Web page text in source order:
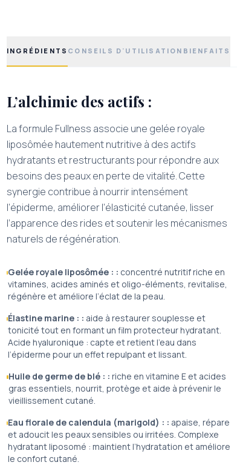
INGRÉDIENTS CONSEILS D'UTILISATION BIENFAITS
L’alchimie des actifs :
La formule Fullness associe une gelée royale
liposômée hautement nutritive à des actifs
hydratants et restructurants pour répondre aux
besoins des peaux en perte de vitalité. Cette
synergie contribue à nourrir intensément
l’épiderme, améliorer l’élasticité cutanée, lisser
l’apparence des rides et soutenir les mécanismes
naturels de régénération.
Gelée royale liposômée : : concentré nutritif riche en
vitamines, acides aminés et oligo-éléments, revitalise,
régénère et améliore l’éclat de la peau.
Élastine marine : : aide à restaurer souplesse et
tonicité tout en formant un film protecteur hydratant.
Acide hyaluronique : capte et retient l’eau dans
l’épiderme pour un effet repulpant et lissant.
Huile de germe de blé : : riche en vitamine E et acides
gras essentiels, nourrit, protège et aide à prévenir le
vieillissement cutané.
Eau florale de calendula (marigold) : : apaise, répare
et adoucit les peaux sensibles ou irritées. Complexe
hydratant liposomé : maintient l’hydratation et améliore
le confort cutané.